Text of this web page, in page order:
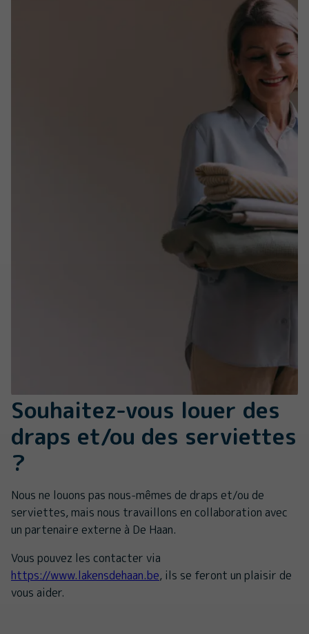
Souhaitez-vous louer des
draps et/ou des serviettes
?
Nous ne louons pas nous-mêmes de draps et/ou de
serviettes, mais nous travaillons en collaboration avec
un partenaire externe à De Haan.
Vous pouvez les contacter via
https://www.lakensdehaan.be, ils se feront un plaisir de
vous aider.